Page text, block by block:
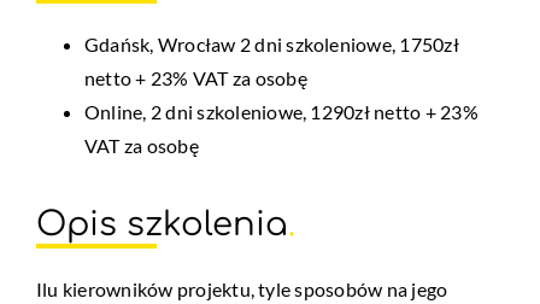
Gdańsk, Wrocław 2 dni szkoleniowe, 1750zł
netto + 23% VAT za osobę
Online, 2 dni szkoleniowe, 1290zł netto + 23%
VAT za osobę
Opis szkolenia.
Ilu kierowników projektu, tyle sposobów na jego